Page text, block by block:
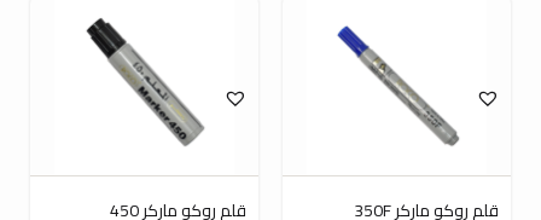
قلم روكو ماركر 350F قلم روكو ماركر 450